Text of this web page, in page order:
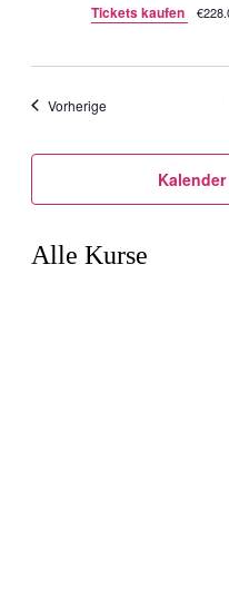
Tickets kaufen
VorherigeVeranstaltungen
Alle Kurse